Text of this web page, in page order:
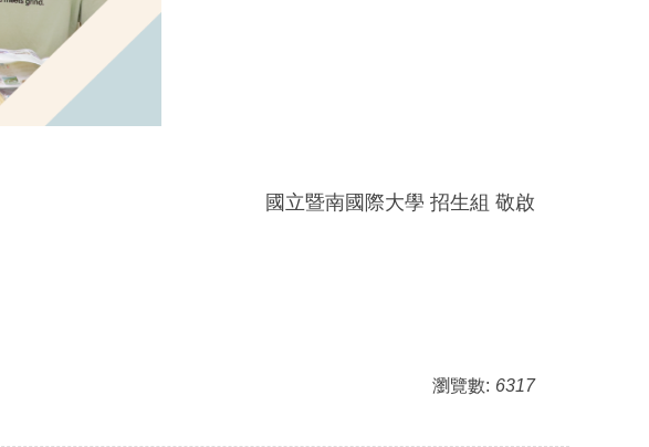
國立暨南國際大學 招生組 敬啟
瀏覽數: 6317